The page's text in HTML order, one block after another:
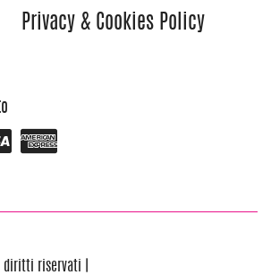
Privacy & Cookies Policy
riservati |